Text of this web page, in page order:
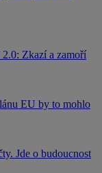
Zkazí a zamoří
EU by to mohlo
Jde o budoucnost